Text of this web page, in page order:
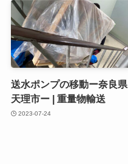
送水ポンプの移動ー奈良県
天理市ー | 重量物輸送
2023-07-24